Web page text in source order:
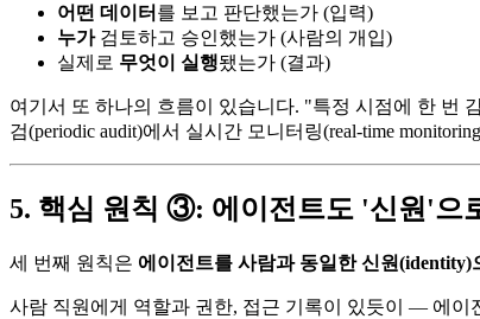
어떤 데이터 를 보고 판단했는가 (입력)
누가검토하고 승인했는가 (사람의 개입)
실제로 무엇이 실행됐는가 (결과)
여기서 또 하나의 흐름이 있습니다. "특정 시점에 한 번
검(periodic audit)에서 실시간 모니터링(real-time
5. 핵심 원칙 ③: 에이전트도 '신원'으
세 번째 원칙은 에이전트를 사람과 동일한 신원(identity)
사람 직원에게 역할과 권한, 접근 기록이 있듯이 — 에이